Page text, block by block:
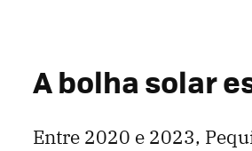
A bolha solar
Entre 2020 e 2023,